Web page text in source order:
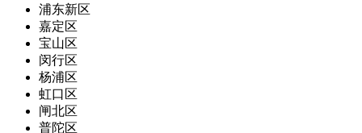
浦东新区
嘉定区
宝山区
闵行区
杨浦区
虹口区
闸北区
普陀区